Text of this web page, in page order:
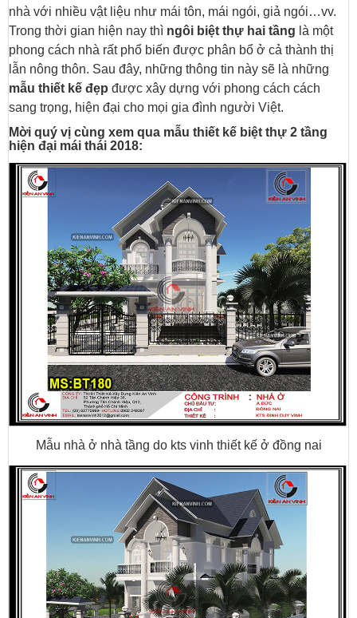
nhà với nhiều vật liệu như mái tôn, mái ngói, giả ngói…vv.
Trong thời gian hiện nay thì ngôi biệt thự hai tầng là một
phong cách nhà rất phổ biến được phân bổ ở cả thành thị
lẫn nông thôn. Sau đây, những thông tin này sẽ là những
mẫu thiết kế đẹp được xây dựng với phong cách cách
sang trọng, hiện đại cho mọi gia đình người Việt.
Mời quý vị cùng xem qua mẫu thiết kế biệt thự 2 tầng
hiện đại mái thái 2018:
Mẫu nhà ở nhà tầng do kts vinh thiết kế ở đồng nai